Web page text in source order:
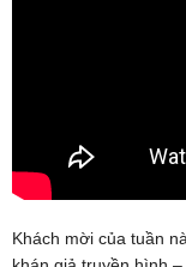
Khách mời của tuần